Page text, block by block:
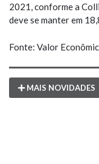
2021, conforme a
deve se manter em
Fonte: Valor
MAIS NOVIDADES